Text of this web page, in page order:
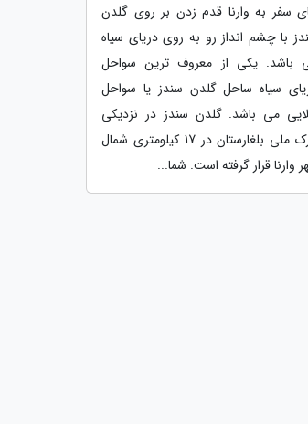
سفر به وارنا قدم زدن بر روی گلدن
با چشم انداز رو به روی دریای سیاه
باشد. یکی از معروف ترین سواحل
سیاه ساحل گلدن سندز یا سواحل
می باشد. گلدن سندز در نزدیکی
پارک ملی بلغارستان در 17 کیلومتری شمال
وارنا قرار گرفته است. شما...